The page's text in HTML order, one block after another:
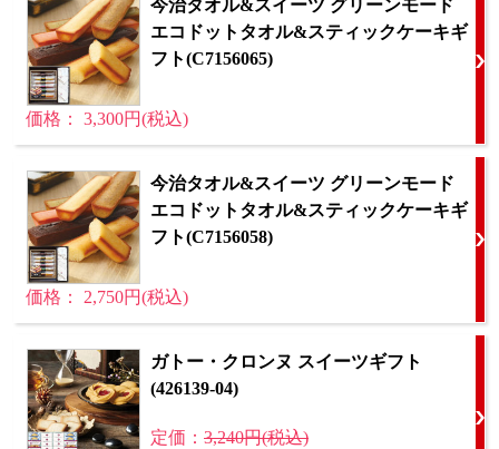
今治タオル&スイーツ グリーンモード
エコドットタオル&スティックケーキギ
フト(C7156065)
価格： 3,300円(税込)
今治タオル&スイーツ グリーンモード
エコドットタオル&スティックケーキギ
フト(C7156058)
価格： 2,750円(税込)
ガトー・クロンヌ スイーツギフト
(426139-04)
定価： 3,240円(税込)